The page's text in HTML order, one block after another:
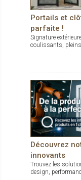
Portails et
parfaite !
Signature
coulissants,
Découvrez
innovants
Trouvez les
design,